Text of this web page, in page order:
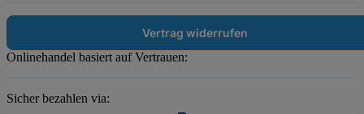
Vertrag widerrufen
Onlinehandel basiert auf Vertrauen:
Sicher bezahlen via: